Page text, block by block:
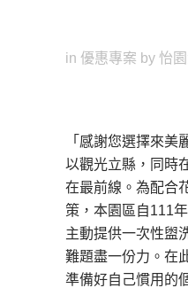
in 優惠專案 by 怡
「感謝您選擇來美
以觀光立縣，同時
在最前線。為配合
策，本園區自111
主動提供一次性盥
難題盡一份力。在
準備好自己慣用的